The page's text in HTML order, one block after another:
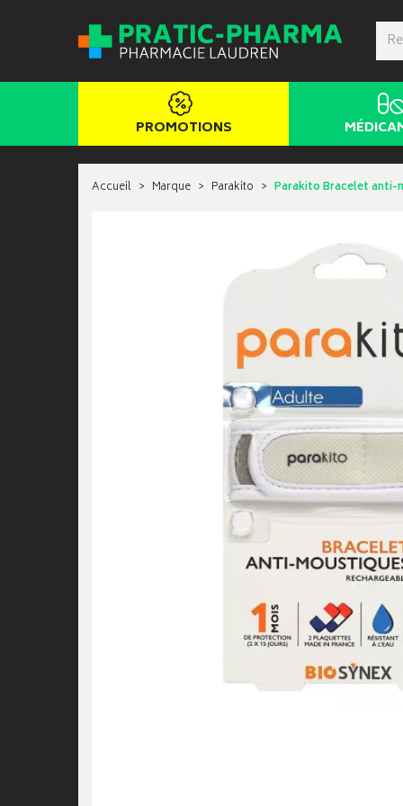
PROMOTIONS
Accueil Marque Parakito Parakito Bracelet anti-